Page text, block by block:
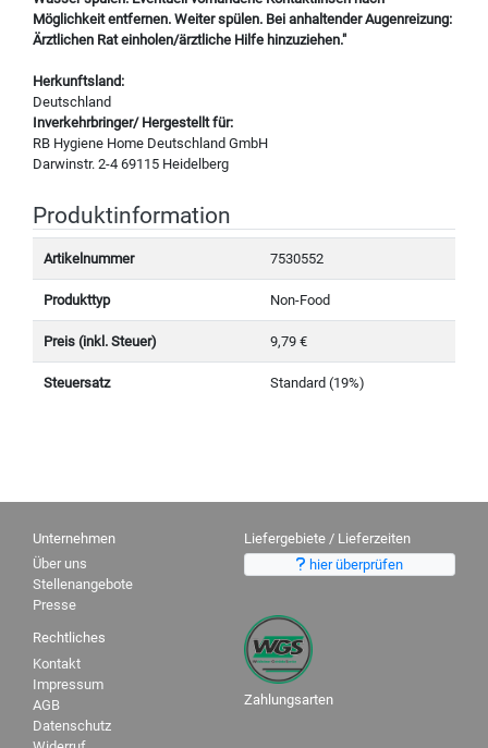
Möglichkeit entfernen. Weiter spülen. Bei anhaltender Augenreizung:
Ärztlichen Rat einholen/ärztliche Hilfe hinzuziehen."
Herkunftsland:
Deutschland
Inverkehrbringer/ Hergestellt für:
RB Hygiene Home Deutschland GmbH
Darwinstr. 2-4 69115 Heidelberg
Produktinformation
Artikelnummer 7530552
Produkttyp Non-Food
Preis (inkl. Steuer) 9,79 €
Steuersatz Standard (19%)
Zahlungsarten
Unternehmen
Über uns
Stellenangebote
Presse
Liefergebiete / Lieferzeiten
hier überprüfen
Rechtliches
Kontakt
Impressum
AGB
Datenschutz